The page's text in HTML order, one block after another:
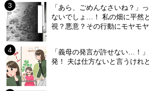
「あら、ごめんなさいね？」
ないでしょ…！ 私の畑に平然
視？悪意？その行動にモヤモ
「義母の発言が許せない…！
発！ 夫は仕方ないと言うけれ